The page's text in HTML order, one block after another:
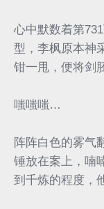
心中默数着第
型，李枫原本神
钳一甩，便将剑
嗤嗤嗤…
阵阵白色的雾气
锤放在案上，喃
到千炼的程度，